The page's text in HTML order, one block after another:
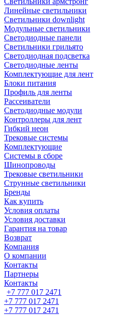
Линейные светильники
Светильники downlight
Модульные светильники
Светодиодные панели
Светильники грильято
Светодиодная подсветка
Светодиодные ленты
Комплектующие для лент
Блоки питания
Профиль для ленты
Рассеиватели
Светодиодные модули
Контроллеры для лент
Гибкий неон
Трековые системы
Комплектующие
Системы в сборе
Шинопроводы
Трековые светильники
Струнные светильники
Бренды
Как купить
Условия оплаты
Условия доставки
Гарантия на товар
Возврат
Компания
О компании
Контакты
Партнеры
Контакты
+7 777 017 2471
+7 777 017 2471
+7 777 017 2471